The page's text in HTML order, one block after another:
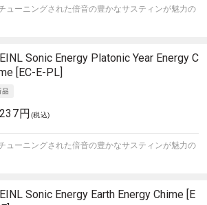
ューニングされた倍音の豊かなサスティンが魅力の
Sonic Energy Platonic Year Energy C
[EC-E-PL]
円 (税込)
ューニングされた倍音の豊かなサスティンが魅力の
Sonic Energy Earth Energy Chime [E